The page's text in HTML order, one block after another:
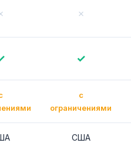
✗
✓
с
ограничениями
США